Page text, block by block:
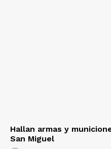
Hallan armas y
San Miguel